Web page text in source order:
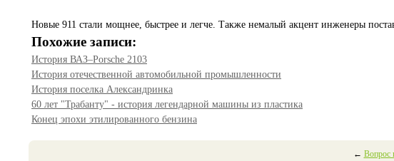
Новые 911 стали мощнее, быстрее и легче. Также немалый акцент инженеры
Похожие записи:
История ВАЗ–Porsche 2103
История отечественной автомобильной промышленности
История поселка Александринка
60 лет "Трабанту" - история легендарной машины из пластика
Конец эпохи этилированного бензина
← Вопрос